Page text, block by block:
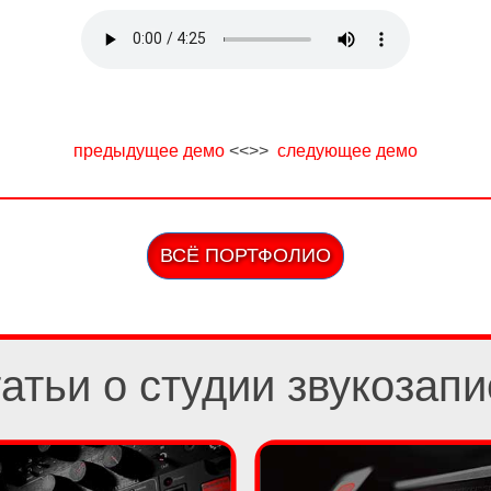
предыдущее демо <<>> следующее демo
ВСЁ ПОРТФОЛИО
о студии